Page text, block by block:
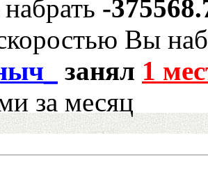
-
Вы
занял 1
за месяц